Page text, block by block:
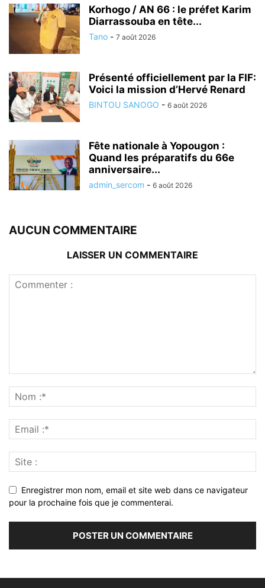
Korhogo / AN 66 : le préfet Karim
Diarrassouba en tête...
Tano - 7 août 2026
Présenté officiellement par la FIF:
Voici la mission d’Hervé Renard
BINTOU SANOGO - 6 août 2026
Fête nationale à Yopougon :
Quand les préparatifs du 66e
anniversaire...
admin_sercom - 6 août 2026
AUCUN COMMENTAIRE
LAISSER UN COMMENTAIRE
Enregistrer mon nom, email et site web dans ce navigateur
pour la prochaine fois que je commenterai.